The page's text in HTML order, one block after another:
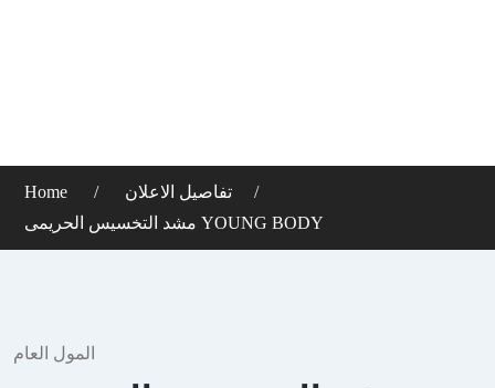
Home
تفاصيل الاعلان
مشد التخسيس الحريمى YOUNG BODY
المول العام